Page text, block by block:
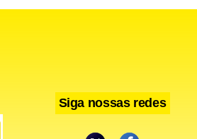
recentes mostram que o
de riscos, o calor extremo
Siga nossas redes